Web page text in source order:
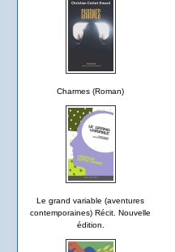
Charmes (Roman)
Le grand variable (aventures
contemporaines) Récit. Nouvelle
édition.